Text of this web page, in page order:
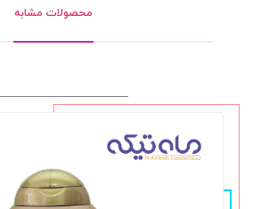
محصولات مشابه